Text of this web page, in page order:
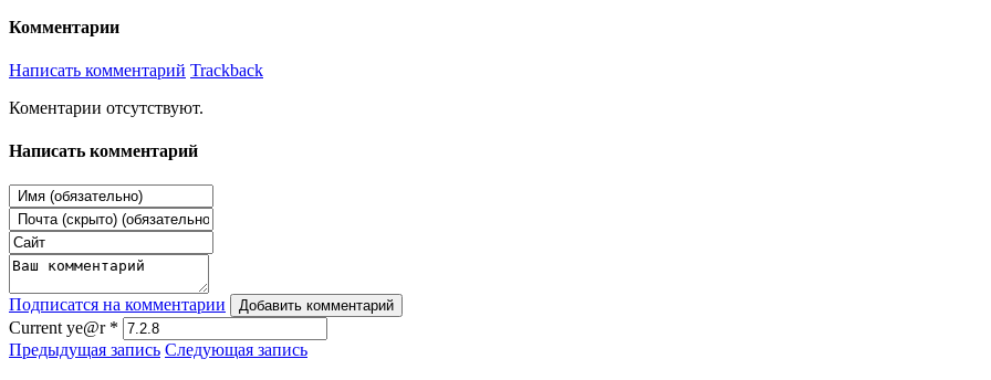
Комментарии
Написать комментарий Trackback
Коментарии отсутствуют.
Написать комментарий
Подписатся на комментарии Добавить комментарий
Current ye@r *
Предыдущая запись Следующая запись